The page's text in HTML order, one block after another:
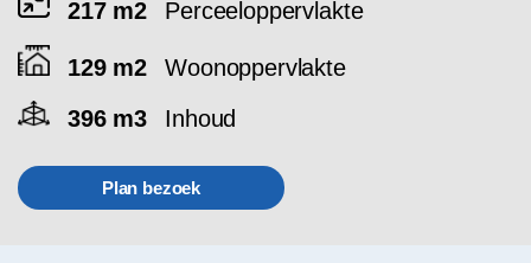
217 m2 Perceeloppervlakte
129 m2
Woonoppervlakte
396 m3
Inhoud
Plan bezoek